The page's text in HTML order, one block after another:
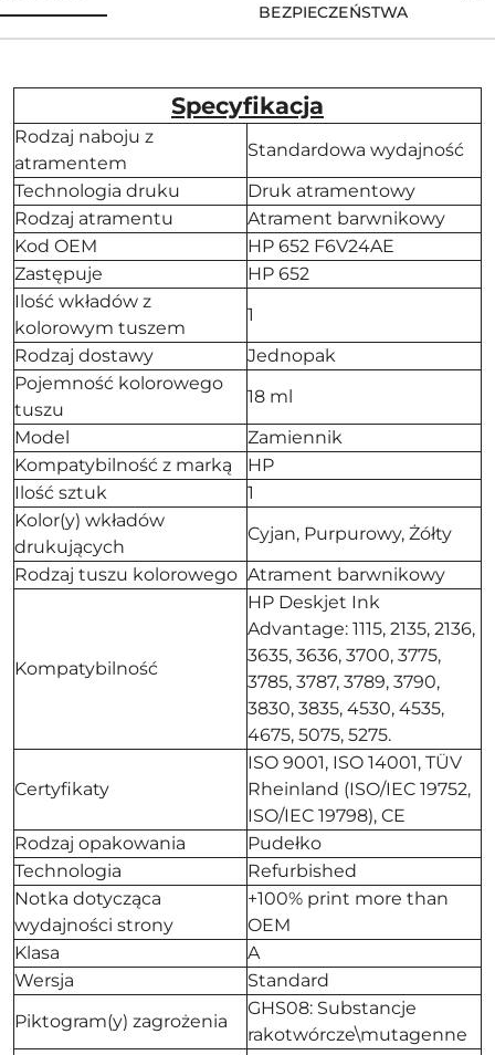
BEZPIECZEŃSTWA
Specyfikacja
Rodzaj naboju z
atramentem
Standardowa wydajność
Technologia druku
Druk atramentowy
Rodzaj atramentu
Atrament barwnikowy
Kod OEM
HP 652 F6V24AE
Zastępuje
HP 652
Ilość wkładów z
kolorowym tuszem
1
Rodzaj dostawy
Jednopak
Pojemność kolorowego
tuszu
18 ml
Model
Zamiennik
Kompatybilność z marką
HP
Ilość sztuk
1
Kolor(y) wkładów
drukujących
Cyjan, Purpurowy, Żółty
Rodzaj tuszu kolorowego Atrament barwnikowy
Kompatybilność
HP Deskjet Ink
Advantage: 1115, 2135, 2136,
3635, 3636, 3700, 3775,
3785, 3787, 3789, 3790,
3830, 3835, 4530, 4535,
4675, 5075, 5275.
Certyfikaty
ISO 9001, ISO 14001, TÜV
Rheinland (ISO/IEC 19752,
ISO/IEC 19798), CE
Rodzaj opakowania
Pudełko
Technologia
Refurbished
Notka dotycząca
wydajności strony
+100% print more than
OEM
Klasa
A
Wersja
Standard
Piktogram(y) zagrożenia
GHS08: Substancje
rakotwórcze\mutagenne